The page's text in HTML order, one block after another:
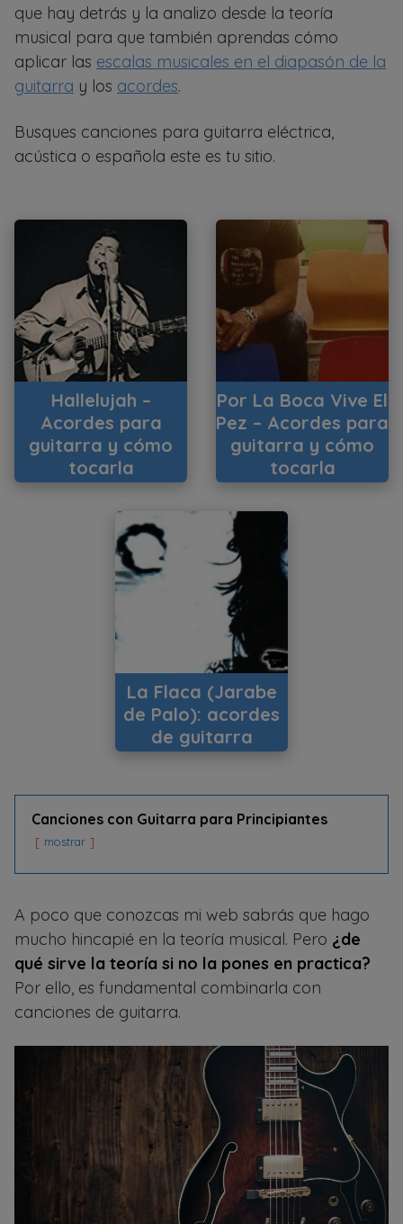
que hay detrás y la analizo desde la teoría
musical para que también aprendas cómo
aplicar las escalas musicales en el diapasón de la
guitarra y los acordes.
Busques canciones para guitarra eléctrica,
acústica o española este es tu sitio.
Hallelujah –
Acordes para
guitarra y cómo
tocarla
Por La Boca Vive El
Pez – Acordes para
guitarra y cómo
tocarla
La Flaca (Jarabe
de Palo): acordes
de guitarra
Canciones con Guitarra para Principiantes
mostrar
A poco que conozcas mi web sabrás que hago
mucho hincapié en la teoría musical. Pero ¿de
qué sirve la teoría si no la pones en practica?
Por ello, es fundamental combinarla con
canciones de guitarra.